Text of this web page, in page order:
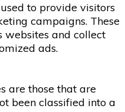
to provide visitors
campaigns. These
websites and collect
ads.
are those that are
been classified into a